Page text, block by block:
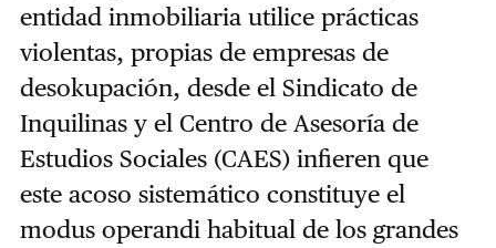
entidad inmobiliaria utilice prácticas
violentas, propias de empresas de
desokupación, desde el Sindicato de
Inquilinas y el Centro de Asesoría de
Estudios Sociales (CAES) infieren que
este acoso sistemático constituye el
modus operandi habitual de los grandes